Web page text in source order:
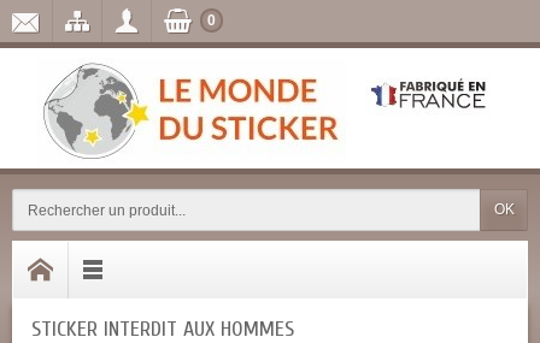
OK
0
STICKER INTERDIT AUX HOMMES